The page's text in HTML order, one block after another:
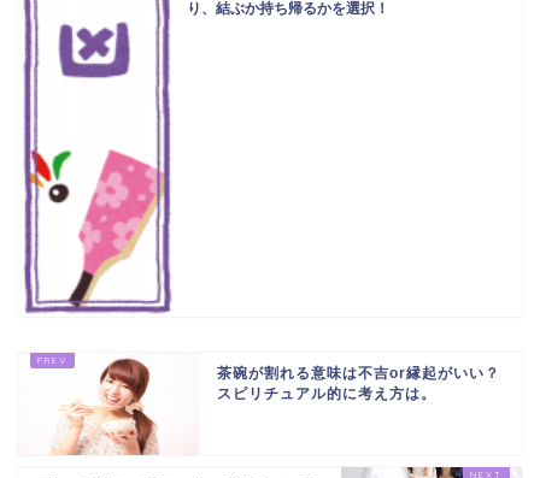
り、結ぶか持ち帰るかを選択！
茶碗が割れる意味は不吉or縁起がいい？
スピリチュアル的に考え方は。